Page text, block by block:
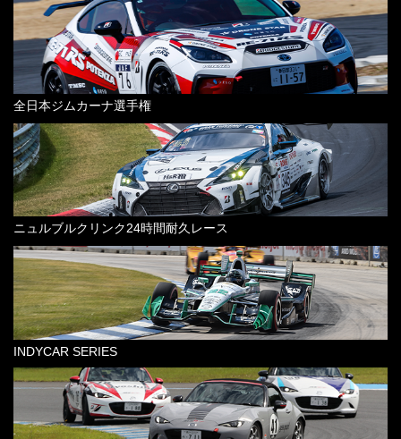
全日本ジムカーナ選手権
ニュルブルクリンク24時間耐久レース
INDYCAR SERIES